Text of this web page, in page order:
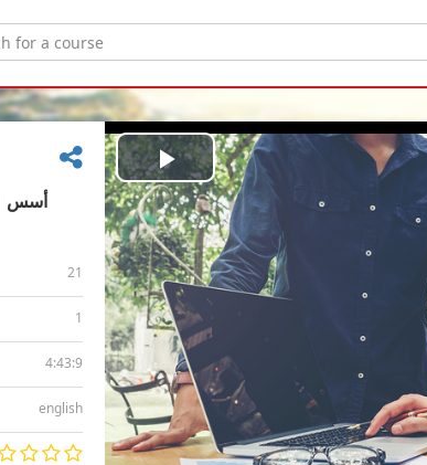
21
1
4:43:9
english
Play
Video